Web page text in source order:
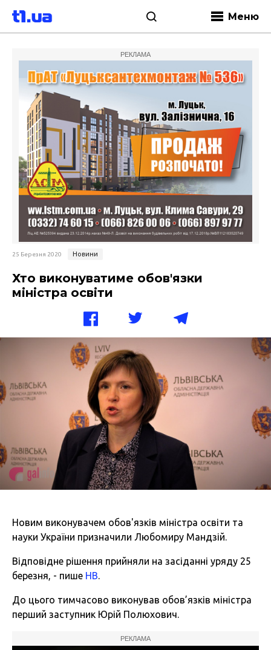
Меню
РЕКЛАМА
25 Березня 2020 Новини
Хто виконуватиме обов'язки
міністра освіти
Новим виконувачем обов'язків міністра освіти та
науки України призначили Любомиру Мандзій.
Відповідне рішення прийняли на засіданні уряду 25
березня, - пише НВ.
До цього тимчасово виконував обов’язків міністра
перший заступник Юрій Полюхович.
РЕКЛАМА